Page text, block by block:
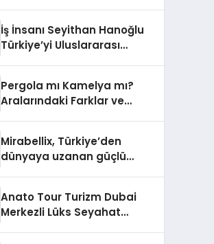
İş İnsanı Seyithan Hanoğlu
Türkiye’yi Uluslararası
Pergola mı Kamelya mı?
Aralarındaki Farklar ve
Mirabellix, Türkiye’den
dünyaya uzanan güçlü
Anato Tour Turizm Dubai
Merkezli Lüks Seyahat